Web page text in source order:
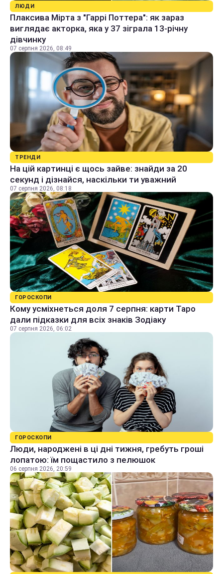
ЛЮДИ
Плаксива Мірта з "Гаррі Поттера": як зараз
виглядає акторка, яка у 37 зіграла 13-річну
дівчинку
07 серпня 2026, 08:49
ТРЕНДИ
На цій картинці є щось зайве: знайди за 20
секунд і дізнайся, наскільки ти уважний
07 серпня 2026, 08:18
ГОРОСКОПИ
Кому усміхнеться доля 7 серпня: карти Таро
дали підказки для всіх знаків Зодіаку
07 серпня 2026, 06:02
ГОРОСКОПИ
Люди, народжені в ці дні тижня, гребуть гроші
лопатою: їм пощастило з пелюшок
06 серпня 2026, 20:59